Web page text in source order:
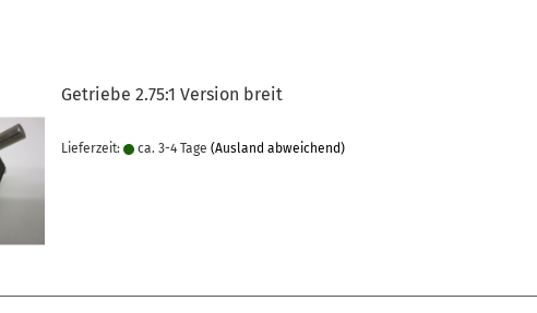
Getriebe 2.75:1 Version breit
Lieferzeit: ca. 3-4 Tage (Ausland abweichend)